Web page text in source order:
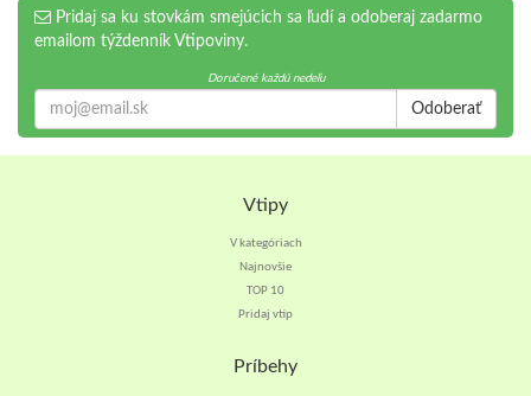
Pridaj sa ku stovkám smejúcich sa ľudí a odoberaj zadarmo
emailom týždenník Vtipoviny.
Doručené každú nedeľu
Odoberať
Vtipy
V kategóriach
Najnovšie
TOP 10
Pridaj vtip
Príbehy